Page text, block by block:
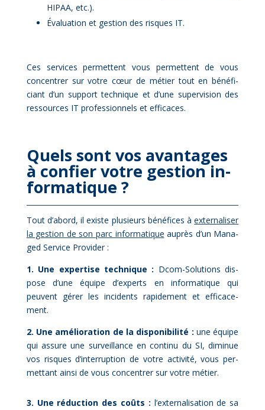
HIPAA, etc.).
Éva­lua­tion et ges­tion des risques IT.
Ces ser­vices per­mettent vous per­mettent de vous
concen­trer sur votre cœur de mé­tier tout en bé­né­fi­
ciant d’un sup­port tech­nique et d’une su­per­vi­sion des
res­sources IT pro­fes­sion­nels et ef­fi­caces.
Quels sont vos avan­tages
à confier votre ges­tion in­
for­ma­tique ?
Tout d’a­bord, il existe plu­sieurs bé­né­fices àex­ter­na­li­ser
la ges­tion de son parc in­for­ma­tique au­près d’un Ma­na­
ged Ser­vice Pro­vi­der :
1. Une ex­per­tise tech­nique : Dcom-So­lu­tions dis­
pose d’une équipe d’experts en in­for­ma­tique qui
peuvent gé­rer les in­ci­dents ra­pi­de­ment et ef­fi­ca­ce­
ment.
2. Une amé­lio­ra­tion de la dis­po­ni­bi­li­té : une équipe
qui as­sure une sur­veillance en conti­nu du SI, di­mi­nue
vos risques d’interruption de votre ac­ti­vi­té, vous per­
met­tant ain­si de vous concen­trer sur votre mé­tier.
3. Une ré­duc­tion des coûts : l’externalisation de sa